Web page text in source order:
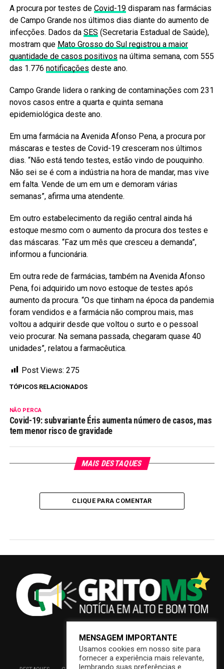
A procura por testes de Covid-19disparam nas farmácias
de Campo Grande nos últimos dias diante do aumento de
infecções. Dados da SES (Secretaria Estadual de Saúde),
mostram que Mato Grosso do Sul registrou a maior
quantidade de casos positivos na última semana, com 555
das 1.776 notificações deste ano.
Campo Grande lidera o ranking de contaminações com 231
novos casos entre a quarta e quinta semana
epidemiológica deste ano.
Em uma farmácia na Avenida Afonso Pena, a procura por
máscaras e testes de Covid-19 cresceram nos últimos
dias. “Não está tendo testes, estão vindo de pouquinho.
Não sei se é com a indústria na hora de mandar, mas vive
em falta. Vende de um em um e demoram várias
semanas”, afirma uma atendente.
Em outro estabelecimento da região central ainda há
estoque mesmo com o aumento da procura dos testes e
das máscaras. “Faz um mês que cresceu a demanda”,
informou a funcionária.
Em outra rede de farmácias, também na Avenida Afonso
Pena, foi adquirido um novo estoque de testes após
aumento da procura. “Os que tinham na época da pandemia
foram vendidos e a farmácia não comprou mais, mas
voltou a adquirir desde que voltou o surto e o pessoal
veio procurar. Na semana passada, chegaram quase 40
unidades”, relatou a farmacêutica.
Post Views: 275
TÓPICOS RELACIONADOS
NÃO PERCA
Covid-19: subvariante Éris aumenta número de casos, mas
tem menor risco de gravidade
MAIS DESTAQUES
CLIQUE PARA COMENTAR
MENSAGEM IMPORTANTE
Usamos cookies em nosso site para
fornecer a experiência mais relevante,
lembrando suas preferências e